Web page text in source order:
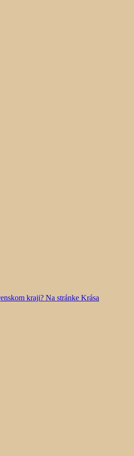
kraji? Na stránke Krása